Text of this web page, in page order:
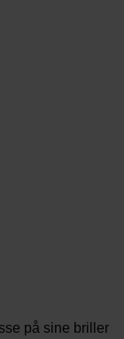
på sine briller